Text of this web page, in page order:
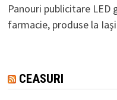
Panouri publicitare
farmacie, produse la
CEASURI